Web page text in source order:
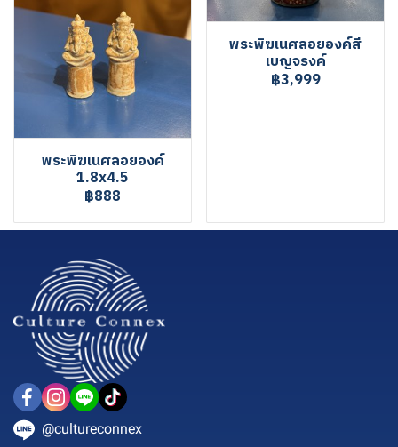
พระพิฆเนศลอยองค์
1.8x4.5
฿888
พระพิฆเนศลอยองค์สี
เบญจรงค์
฿3,999
@cultureconnex